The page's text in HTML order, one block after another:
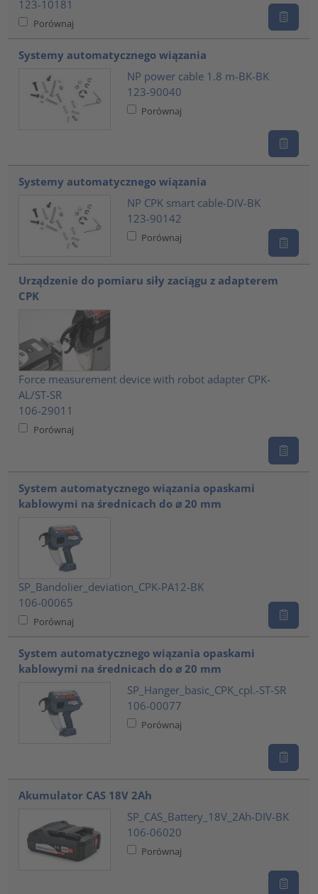
123-10181
Porównaj
Systemy automatycznego wiązania
NP power cable 1.8 m-BK-BK
123-90040
Porównaj
Systemy automatycznego wiązania
NP CPK smart cable-DIV-BK
123-90142
Porównaj
Urządzenie do pomiaru siły zaciągu z adapterem
CPK
Force measurement device with robot adapter CPK-
AL/ST-SR
106-29011
Porównaj
System automatycznego wiązania opaskami
kablowymi na średnicach do ⌀ 20 mm
SP_Bandolier_deviation_CPK-PA12-BK
106-00065
Porównaj
System automatycznego wiązania opaskami
kablowymi na średnicach do ⌀ 20 mm
SP_Hanger_basic_CPK_cpl.-ST-SR
106-00077
Porównaj
Akumulator CAS 18V 2Ah
SP_CAS_Battery_18V_2Ah-DIV-BK
106-06020
Porównaj